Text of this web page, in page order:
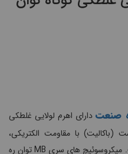
صنعتدارای اهرم لولایی غلطکی
با مقاومت الکتریکی،
حرارتی و مکانیکی بالا ساخته شده است. میکروسوئیچ های سری MB توان ره